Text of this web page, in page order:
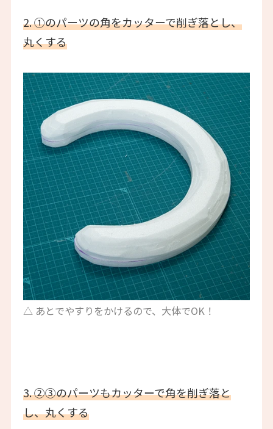
2. ①のパーツの角をカッターで削ぎ落とし、
丸くする
△ あとでやすりをかけるので、大体でOK！
3. ②③のパーツもカッターで角を削ぎ落と
し、丸くする